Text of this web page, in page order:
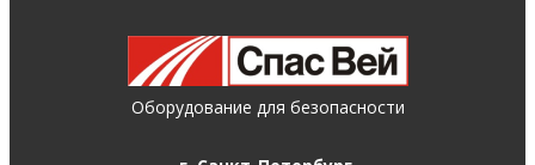
Оборудование для безопасности